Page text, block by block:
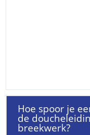
Hoe spoor je
de
breekwerk?